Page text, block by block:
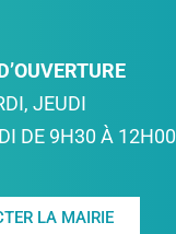
JEUDI
DE 9H30 À 12H00
LA MAIRIE